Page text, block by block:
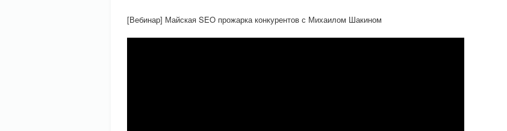
[Вебинар] Майская SEO прожарка конкурентов с Михаилом Шакином